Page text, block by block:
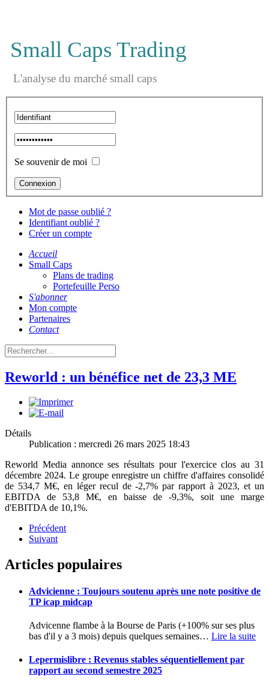
Small Caps Trading
L'analyse du marché small caps
Se souvenir de moi
Mot de passe oublié ?
Identifiant oublié ?
Créer un compte
Accueil
Small Caps
Plans de trading
Portefeuille Perso
S'abonner
Mon compte
Partenaires
Contact
Reworld : un bénéfice net de 23,3 ME
Détails
Publication : mercredi 26 mars 2025 18:43
Reworld Media annonce ses résultats pour l'exercice clos au 31
décembre 2024. Le groupe enregistre un chiffre d'affaires consolidé
de 534,7 M€, en léger recul de -2,7% par rapport à 2023, et un
EBITDA de 53,8 M€, en baisse de -9,3%, soit une marge
d'EBITDA de 10,1%.
Précédent
Suivant
Articles populaires
Advicienne : Toujours soutenu après une note positive de
TP icap midcap
Advicenne flambe à la Bourse de Paris (+100% sur ses plus
bas d'il y a 3 mois) depuis quelques semaines… Lire la suite
Lepermislibre : Revenus stables séquentiellement par
rapport au second semestre 2025